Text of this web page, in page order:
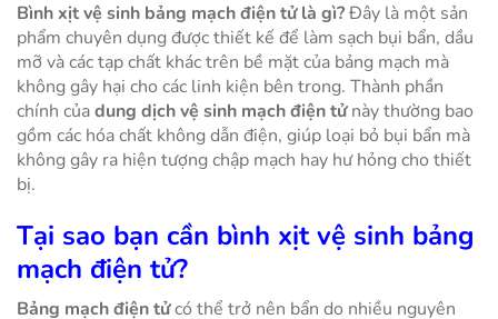
Bình xịt vệ sinh bảng mạch điện tử là gì?Đây là một sản
phẩm chuyên dụng được thiết kế để làm sạch bụi bẩn, dầu
mỡ và các tạp chất khác trên bề mặt của bảng mạch mà
không gây hại cho các linh kiện bên trong. Thành phần
chính củadung dịch vệ sinh mạch điện tửnày thường bao
gồm các hóa chất không dẫn điện, giúp loại bỏ bụi bẩn mà
không gây ra hiện tượng chập mạch hay hư hỏng cho thiết
bị.
Tại sao bạn cần bình xịt vệ sinh bảng
mạch điện tử?
Bảng mạch điện tửcó thể trở nên bẩn do nhiều nguyên